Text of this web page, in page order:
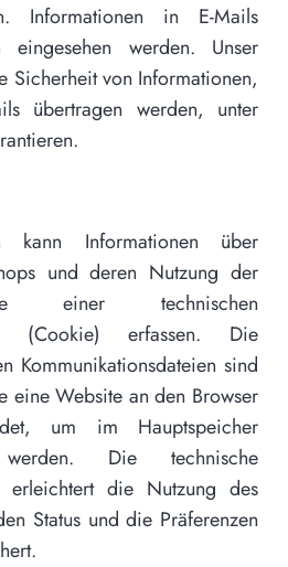
Informationen in E-Mails
werden. Unser
Sicherheit von Informationen,
übertragen werden, unter
kann Informationen über
und deren Nutzung der
einer technischen
(Cookie) erfassen. Die
Kommunikationsdateien sind
eine Website an den Browser
um im Hauptspeicher
Die technische
erleichtert die Nutzung des
Status und die Präferenzen